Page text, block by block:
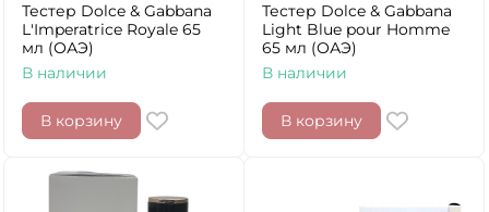
Тестер Dolce & Gabbana
L'Imperatrice Royale 65
мл (ОАЭ)
В наличии
В корзину
Тестер Dolce & Gabbana
Light Blue pour Homme
65 мл (ОАЭ)
В наличии
В корзину